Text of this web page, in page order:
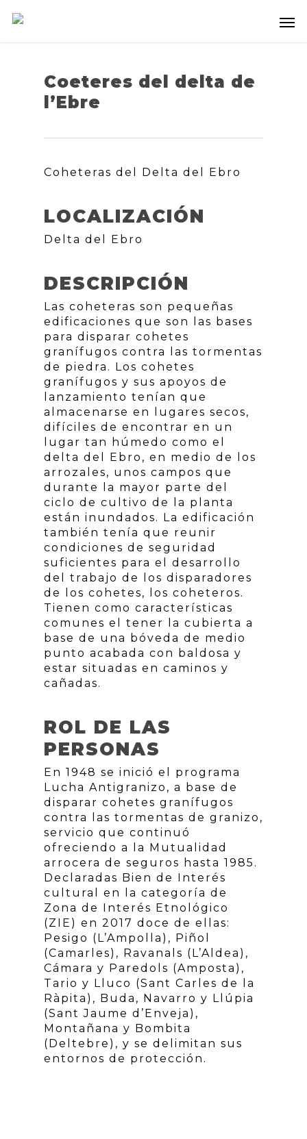
Coeteres del delta de
l’Ebre
Coheteras del Delta del Ebro
LOCALIZACIÓN
Delta del Ebro
DESCRIPCIÓN
Las coheteras son pequeñas
edificaciones que son las bases
para disparar cohetes
granífugos contra las tormentas
de piedra. Los cohetes
granífugos y sus apoyos de
lanzamiento tenían que
almacenarse en lugares secos,
difíciles de encontrar en un
lugar tan húmedo como el
delta del Ebro, en medio de los
arrozales, unos campos que
durante la mayor parte del
ciclo de cultivo de la planta
están inundados. La edificación
también tenía que reunir
condiciones de seguridad
suficientes para el desarrollo
del trabajo de los disparadores
de los cohetes, los coheteros.
Tienen como características
comunes el tener la cubierta a
base de una bóveda de medio
punto acabada con baldosa y
estar situadas en caminos y
cañadas.
ROL DE LAS
PERSONAS
En 1948 se inició el programa
Lucha Antigranizo, a base de
disparar cohetes granífugos
contra las tormentas de granizo,
servicio que continuó
ofreciendo a la Mutualidad
arrocera de seguros hasta 1985.
Declaradas Bien de Interés
cultural en la categoría de
Zona de Interés Etnológico
(ZIE) en 2017 doce de ellas:
Pesigo (L’Ampolla), Piñol
(Camarles), Ravanals (L’Aldea),
Cámara y Paredols (Amposta),
Tario y Lluco (Sant Carles de la
Ràpita), Buda, Navarro y Llúpia
(Sant Jaume d’Enveja),
Montañana y Bombita
(Deltebre), y se delimitan sus
entornos de protección.